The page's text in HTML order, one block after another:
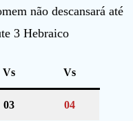
não descansará até
3 Hebraico
Vs Vs
03 04